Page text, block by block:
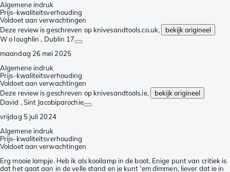
Algemene indruk
Prijs-kwaliteitsverhouding
Voldoet aan verwachtingen
Deze review is geschreven op knivesandtools.co.uk,
bekijk origineel
W o loughlin , Dublin 17
maandag 26 mei 2025
Algemene indruk
Prijs-kwaliteitsverhouding
Voldoet aan verwachtingen
Deze review is geschreven op knivesandtools.ie,
bekijk origineel
David , Sint Jacobiparochie
vrijdag 5 juli 2024
Algemene indruk
Prijs-kwaliteitsverhouding
Voldoet aan verwachtingen
Erg mooie lampje. Heb ik als kooilamp in de boot. Enige punt van critiek is
dat het gaat aan in de velle stand en je kunt 'em dimmen, liever dat ie in